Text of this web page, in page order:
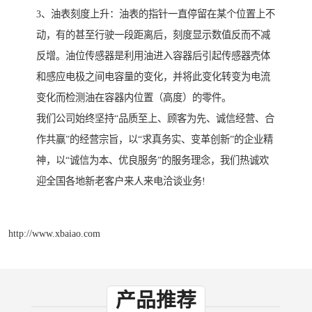
3、油表刻度上升：油表的指针一直停留在某个位置上不
动，有的甚至行驶一段距离后，刻度显示数值反而不减
反增。油位传感器是利用油进入容器后引起传感器壳体
和感应电极之间电容量的变化，并将此变化转变为电流
变化而检测油在容器内位置（高度）的零件。
我们公司始终坚持“品质至上、顾客为先、诚信经营、合
作共赢”的经营宗旨，以“求真务实、变革创新”的企业精
神，以“诚信为本、优良服务”的服务理念，我们热诚欢
迎全国各地新老客户来人来电洽谈业务!
http://www.xbaiao.com
产品推荐